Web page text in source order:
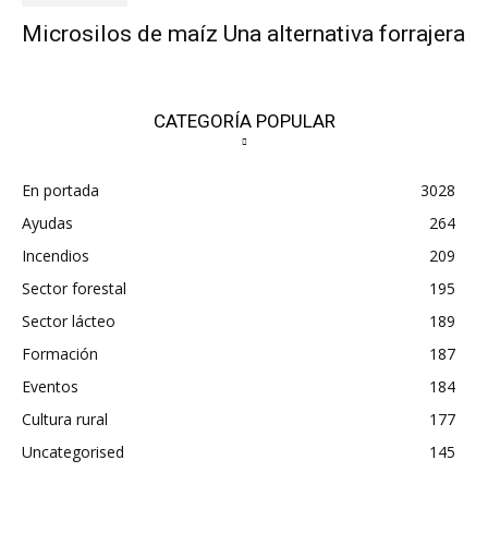
Microsilos de maíz Una alternativa forrajera
CATEGORÍA POPULAR
En portada
3028
Ayudas
264
Incendios
209
Sector forestal
195
Sector lácteo
189
Formación
187
Eventos
184
Cultura rural
177
Uncategorised
145